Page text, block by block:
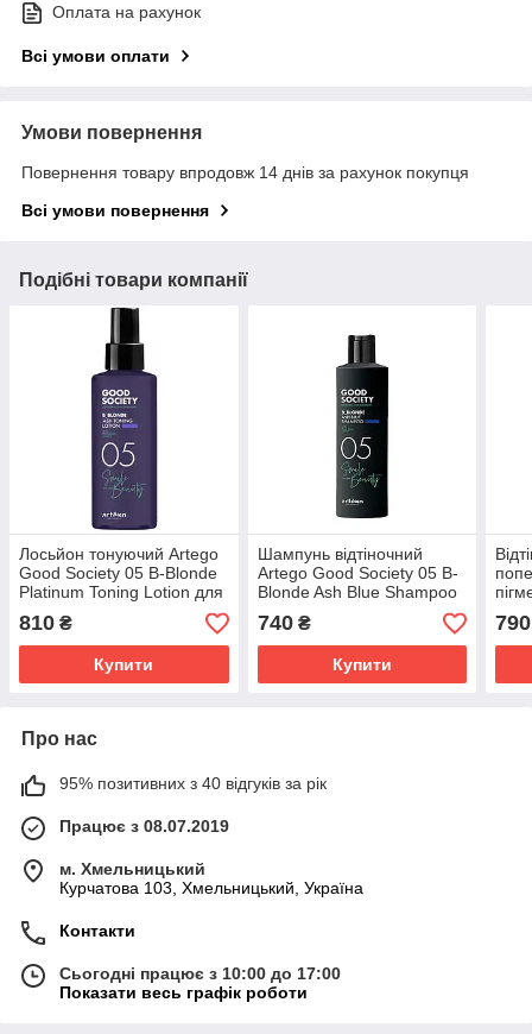
Оплата на рахунок
Всі умови оплати
Умови повернення
Повернення товару впродовж 14 днів за рахунок покупця
Всі умови повернення
Подібні товари компанії
Лосьйон тонуючий Artego
Good Society 05 B-Blonde
Platinum Toning Lotion для
платинового відтінку 150
мл
810 ₴
Купити
Шампунь відтіночний
Artego Good Society 05 B-
Blonde Ash Blue Shampoo
з попелясто-синьою
пігментацією 250 мл
740₴
Купити
мл
790
Про нас
95% позитивних з 40 відгуків за рік
Працює з 08.07.2019
м. Хмельницький
Курчатова 103, Хмельницький, Україна
Контакти
Сьогодні працює з 10:00 до 17:00
Показати весь графік роботи